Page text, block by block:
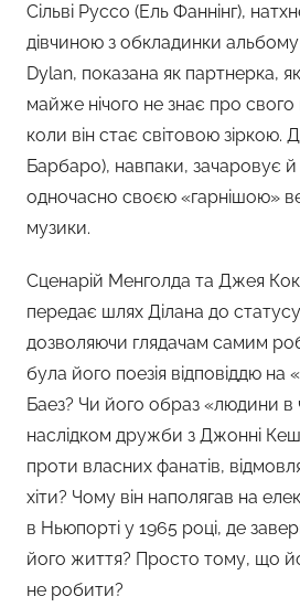
Сільві Руссо (Ель Фаннінг),
дівчиною з обкладинки
Dylan, показана як партнерка,
майже нічого не знає про свого
коли він стає світовою зіркою.
Барбаро), навпаки, зачаровує й
одночасно своєю «гарнішою»
музики.
Сценарій Менголда та Джея
передає шлях Ділана до
дозволяючи глядачам самим
була його поезія відповіддю
Баез? Чи його образ «людини
наслідком дружби з Джонні
проти власних фанатів,
хіти? Чому він наполягав на
в Ньюпорті у 1965 році, де
його життя? Просто тому, що
не робити?